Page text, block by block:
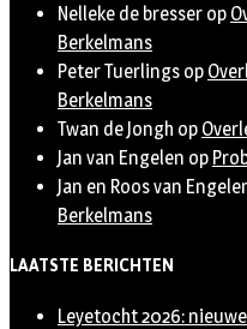
Nelleke de bresser op
Berkelmans
Peter Tuerlings op
Berkelmans
Twan de Jongh op
Jan van Engelen op
Jan en Roos van
Berkelmans
LAATSTE BERICHTEN
Leyetocht 2026: